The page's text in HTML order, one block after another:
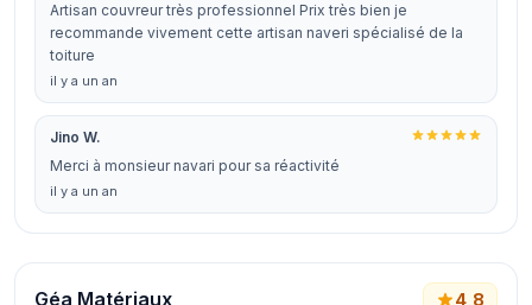
Artisan couvreur très professionnel Prix très bien je
recommande vivement cette artisan naveri spécialisé de la
toiture
il y a un an
Jino W.
Merci à monsieur navari pour sa réactivité
il y a un an
Géa Matériaux 4,8